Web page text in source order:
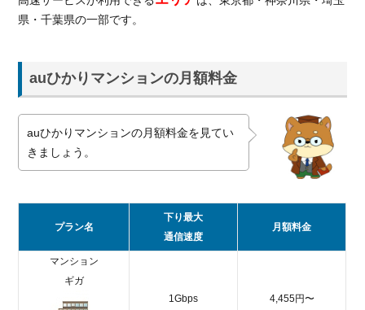
お得
ひ
か
り
に
乗
り
額
県・千葉県の一部です。
auひかりマンションの月額料金
auひかりマンションの月額料金を見てい
きましょう。
プラン名
下り最大
通信速度
月額料金
マンション
ギガ
1Gbps
4,455円〜